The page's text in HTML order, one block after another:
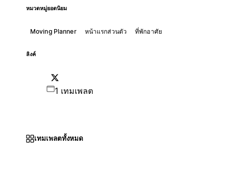
หมวดหมู่ยอดนิยม
Moving Planner หน้าแรกส่วนตัว ที่พักอาศัย
ลิงค์
1 เทมเพลต
เทมเพลตทั้งหมด